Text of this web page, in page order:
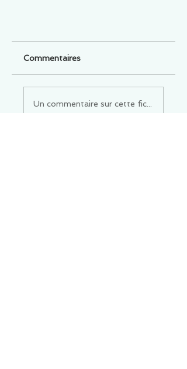
Commentaires
Un commentaire sur cette fiche ou cet